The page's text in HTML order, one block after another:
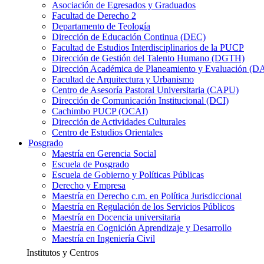
Asociación de Egresados y Graduados
Facultad de Derecho 2
Departamento de Teología
Dirección de Educación Continua (DEC)
Facultad de Estudios Interdisciplinarios de la PUCP
Dirección de Gestión del Talento Humano (DGTH)
Dirección Académica de Planeamiento y Evaluación
Facultad de Arquitectura y Urbanismo
Centro de Asesoría Pastoral Universitaria (CAPU)
Dirección de Comunicación Institucional (DCI)
Cachimbo PUCP (OCAI)
Dirección de Actividades Culturales
Centro de Estudios Orientales
Posgrado
Maestría en Gerencia Social
Escuela de Posgrado
Escuela de Gobierno y Políticas Públicas
Derecho y Empresa
Maestría en Derecho c.m. en Política Jurisdiccional
Maestría en Regulación de los Servicios Públicos
Maestría en Docencia universitaria
Maestría en Cognición Aprendizaje y Desarrollo
Maestría en Ingeniería Civil
Institutos y Centros